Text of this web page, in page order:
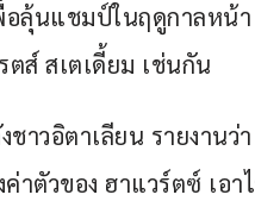
อลุ้นแชมป์ในฤดูกาลหน้
ส์ สเตเดี้ยม เช่นกัน
ชาวอิตาเลียน รายงาน
ตัวของ ฮาแวร์ตซ์ เอา